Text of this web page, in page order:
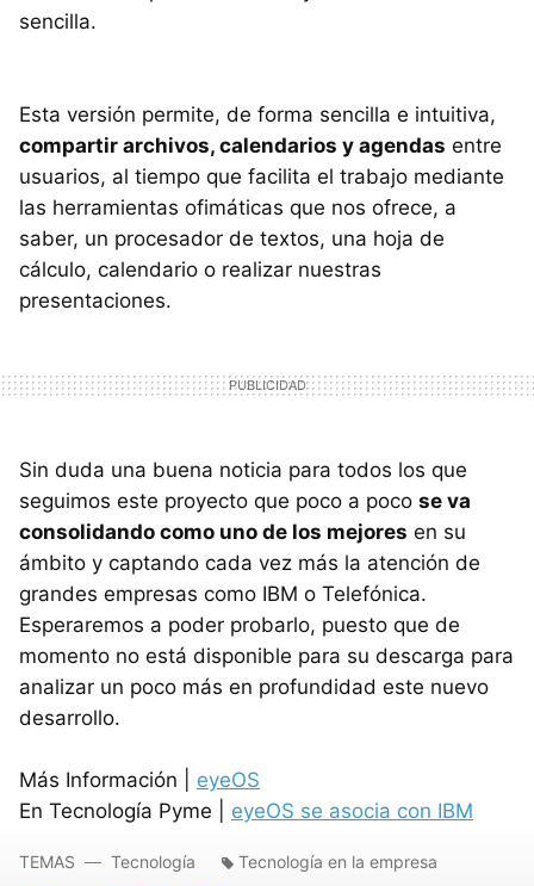
sencilla.
Esta versión permite, de forma sencilla e intuitiva,
compartir archivos, calendarios y agendas entre
usuarios, al tiempo que facilita el trabajo mediante
las herramientas ofimáticas que nos ofrece, a
saber, un procesador de textos, una hoja de
cálculo, calendario o realizar nuestras
presentaciones.
Sin duda una buena noticia para todos los que
seguimos este proyecto que poco a poco se va
consolidando como uno de los mejores en su
ámbito y captando cada vez más la atención de
grandes empresas como IBM o Telefónica.
Esperaremos a poder probarlo, puesto que de
momento no está disponible para su descarga para
analizar un poco más en profundidad este nuevo
desarrollo.
Más Información | eyeOS
En Tecnología Pyme | eyeOS se asocia con IBM
TEMAS Tecnología Tecnología en la empresa